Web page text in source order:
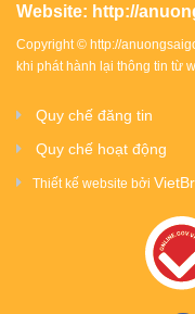
Website: http://
Copyright © http://
khi phát hành lại thông tin từ
Quy chế đăng tin
Quy chế hoạt động
Thiết kế website bởi